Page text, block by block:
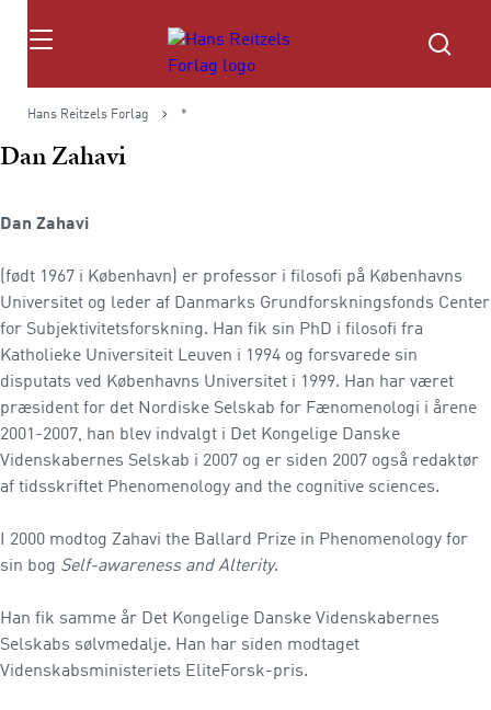
Søg
Hans Reitzels Forlag *
Dan Zahavi
Dan Zahavi
(født 1967 i København) er professor i filosofi på Københavns
Universitet og leder af Danmarks Grundforskningsfonds Center
for Subjektivitetsforskning. Han fik sin PhD i filosofi fra
Katholieke Universiteit Leuven i 1994 og forsvarede sin
disputats ved Københavns Universitet i 1999. Han har været
præsident for det Nordiske Selskab for Fænomenologi i årene
2001-2007, han blev indvalgt i Det Kongelige Danske
Videnskabernes Selskab i 2007 og er siden 2007 også redaktør
af tidsskriftet Phenomenology and the cognitive sciences.
I 2000 modtog Zahavi the Ballard Prize in Phenomenology for
sin bog Self-awareness and Alterity.
Han fik samme år Det Kongelige Danske Videnskabernes
Selskabs sølvmedalje. Han har siden modtaget
Videnskabsministeriets EliteForsk-pris.